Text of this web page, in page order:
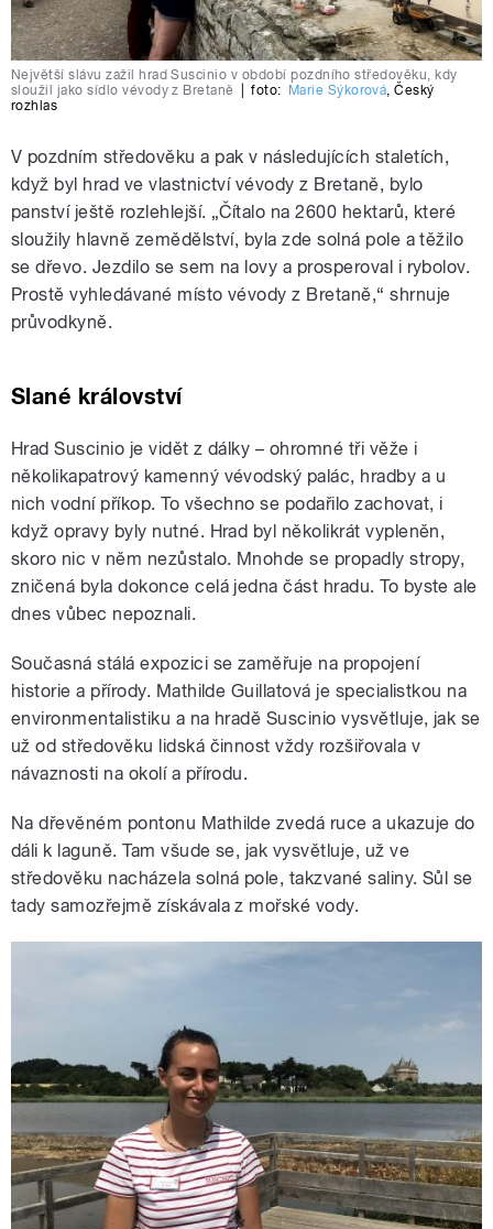
Největší slávu zažil hrad Suscinio v období pozdního středověku, kdy
sloužil jako sídlo vévody z Bretaně
foto: Marie Sýkorová,Český
rozhlas
V pozdním středověku a pak v následujících staletích,
když byl hrad ve vlastnictví vévody z Bretaně, bylo
panství ještě rozlehlejší. „Čítalo na 2600 hektarů, které
sloužily hlavně zemědělství, byla zde solná pole a těžilo
se dřevo. Jezdilo se sem na lovy a prosperoval i rybolov.
Prostě vyhledávané místo vévody z Bretaně,“ shrnuje
průvodkyně.
Slané království
Hrad Suscinio je vidět z dálky – ohromné tři věže i
několikapatrový kamenný vévodský palác, hradby a u
nich vodní příkop. To všechno se podařilo zachovat, i
když opravy byly nutné. Hrad byl několikrát vypleněn,
skoro nic v něm nezůstalo. Mnohde se propadly stropy,
zničená byla dokonce celá jedna část hradu. To byste ale
dnes vůbec nepoznali.
Současná stálá expozici se zaměřuje na propojení
historie a přírody. Mathilde Guillatová je specialistkou na
environmentalistiku a na hradě Suscinio vysvětluje, jak se
už od středověku lidská činnost vždy rozšiřovala v
návaznosti na okolí a přírodu.
Na dřevěném pontonu Mathilde zvedá ruce a ukazuje do
dáli k laguně. Tam všude se, jak vysvětluje, už ve
středověku nacházela solná pole, takzvané saliny. Sůl se
tady samozřejmě získávala z mořské vody.